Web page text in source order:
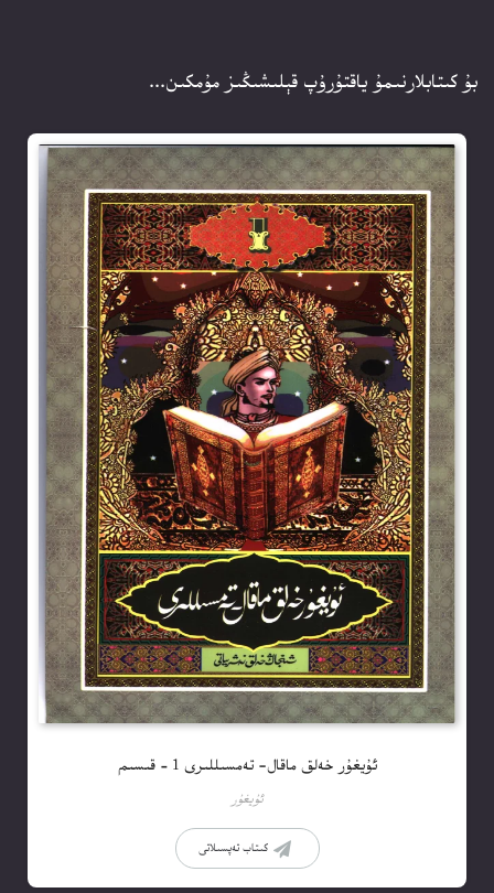
بۇ كىتابلارنىمۇ ياقتۇرۇپ قېلىشىڭىز مۇمكىن...
ئۇيغۇر خەلق ماقال- تەمسىللىرى 1 – قىسىم
ئۇيغۇر
كىتاب تەپسىلاتى